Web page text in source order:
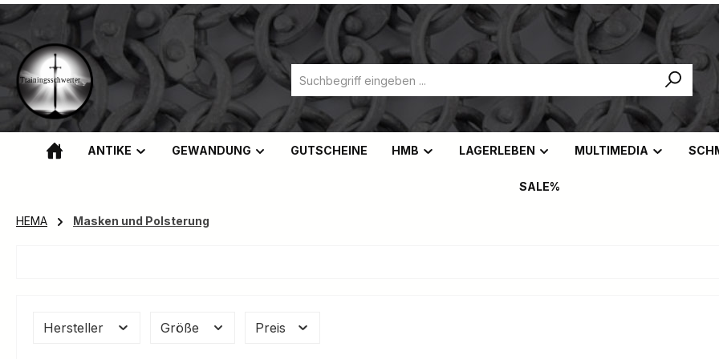
Hauptinhalt springen
Zur Suche springen
Zur Hauptnavigation springen
ANTIKE GEWANDUNG GUTSCHEINE HMB LAGERLEBEN MULTIMEDIA
SALE%
HEMA Masken und Polsterung
Hersteller Größe Preis